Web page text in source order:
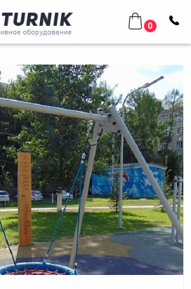
0
Оборудование для площадок
Romana 108.43.00